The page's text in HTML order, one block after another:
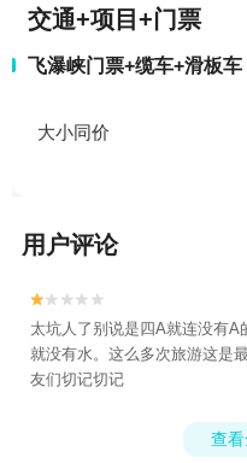
交通+项目+门票
飞瀑峡门票+缆车+滑板车
大小同价
用户评论


太坑人了别说是四A就连没有
就没有水。这么多次旅游这是
友们切记切记
查